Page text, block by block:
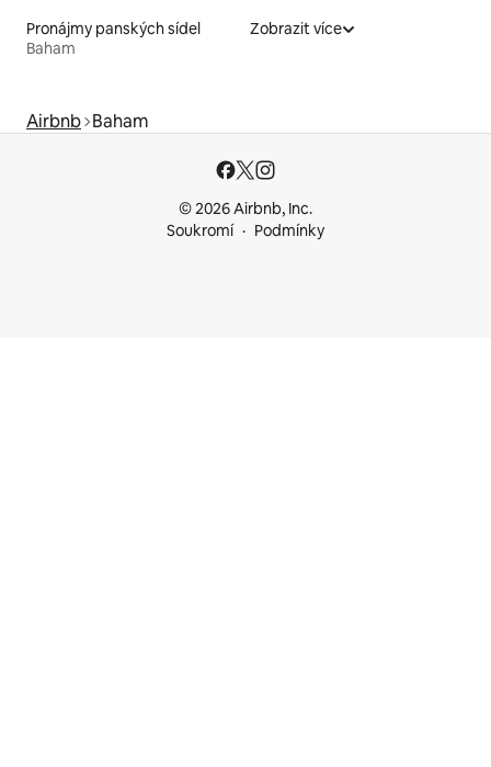
Pronájmy panských sídel
Baham
Zobrazit více
Airbnb Baham
© 2026 Airbnb, Inc.
Soukromí
Podmínky